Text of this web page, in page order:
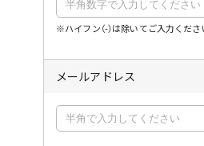
※ハイフン（-）は除いてご入力くださ
メールアドレス